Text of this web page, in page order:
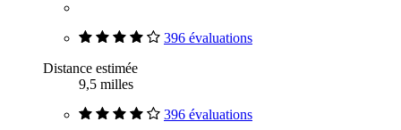
396 évaluations
Distance estimée
9,5 milles
396 évaluations